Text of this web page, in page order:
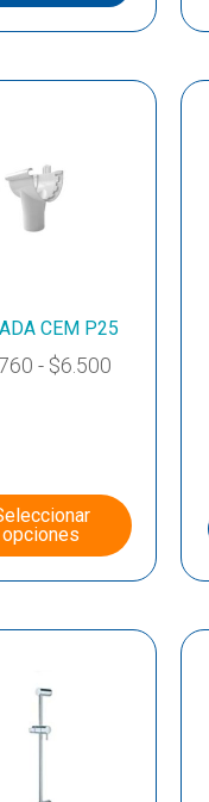
CEM P25
- $6.500
opciones